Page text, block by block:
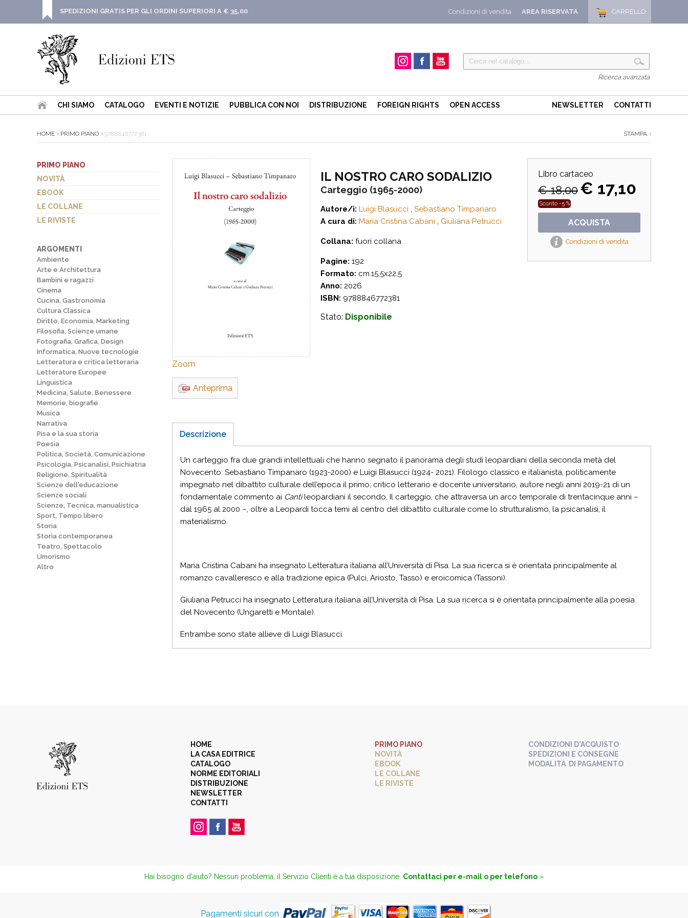
CARRELLO
AREA RISERVATA
Condizioni di vendita
SPEDIZIONI GRATIS PER GLI ORDINI SUPERIORI A € 35,00
Ricerca avanzata
CHI SIAMO CATALOGO EVENTI E NOTIZIE PUBBLICA CON NOI DISTRIBUZIONE FOREIGN RIGHTS OPEN ACCESS NEWSLETTER CONTATTI
HOME PRIMO PIANO 9788846772381 STAMPA
PRIMO PIANO
NOVITÀ
EBOOK
LE COLLANE
LE RIVISTE
ARGOMENTI
Ambiente
Arte e Architettura
Bambini e ragazzi
Cinema
Cucina, Gastronomia
Cultura Classica
Diritto, Economia, Marketing
Filosofia, Scienze umane
Fotografia, Grafica, Design
Informatica, Nuove tecnologie
Letteratura e critica letteraria
Letterature Europee
Linguistica
Medicina, Salute, Benessere
Memorie, biografie
Musica
Narrativa
Pisa e la sua storia
Poesia
Politica, Società, Comunicazione
Psicologia, Psicanalisi, Psichiatria
Religione, Spiritualità
Scienze dell'educazione
Scienze sociali
Scienze, Tecnica, manualistica
Sport, Tempo libero
Storia
Storia contemporanea
Teatro, Spettacolo
Umorismo
Altro
Libro cartaceo
€ 18,00€ 17,10
Sconto -5 %
ACQUISTA
Condizioni di vendita
Zoom
IL NOSTRO CARO SODALIZIO
Carteggio (1965-2000)
Autore/i: Luigi Blasucci , Sebastiano Timpanaro
A cura di: Maria Cristina Cabani , Giuliana Petrucci
Collana: fuori collana
Pagine: 192
Formato: cm.15,5x22,5
Anno: 2026
ISBN: 9788846772381
Stato: Disponibile
Anteprima
Descrizione
Un carteggio fra due grandi intellettuali che hanno segnato il panorama degli studi leopardiani della seconda metà del
Novecento: Sebastiano Timpanaro (1923-2000) e Luigi Blasucci (1924- 2021). Filologo classico e italianista, politicamente
impegnato nel dibattito culturale dell’epoca il primo; critico letterario e docente universitario, autore negli anni 2019-21 di un
fondamentale commento ai Cantileopardiani il secondo. Il carteggio, che attraversa un arco temporale di trentacinque anni –
dal 1965 al 2000 –, oltre a Leopardi tocca temi al centro del dibattito culturale come lo strutturalismo, la psicanalisi, il
materialismo.
Maria Cristina Cabani ha insegnato Letteratura italiana all’Università di Pisa. La sua ricerca si è orientata principalmente al
romanzo cavalleresco e alla tradizione epica (Pulci, Ariosto, Tasso) e eroicomica (Tassoni).
Giuliana Petrucci ha insegnato Letteratura italiana all’Università di Pisa. La sua ricerca si è orientata principalmente alla poesia
del Novecento (Ungaretti e Montale).
Entrambe sono state allieve di Luigi Blasucci.
HOME
LA CASA EDITRICE
CATALOGO
NORME EDITORIALI
DISTRIBUZIONE
NEWSLETTER
CONTATTI
PRIMO PIANO
NOVITÀ
EBOOK
LE COLLANE
LE RIVISTE
CONDIZIONI D'ACQUISTO
SPEDIZIONI E CONSEGNE
MODALITÀ DI PAGAMENTO
Hai bisogno d'aiuto? Nessun problema, il Servizio Clienti è a tua disposizione. Contattaci per e-mail o per telefono »
Pagamenti sicuri con